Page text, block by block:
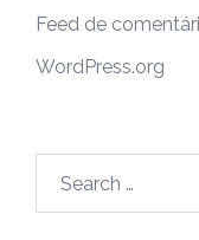
Feed de
WordPress.org